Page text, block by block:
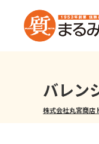
バレン
株式会社丸宮商店